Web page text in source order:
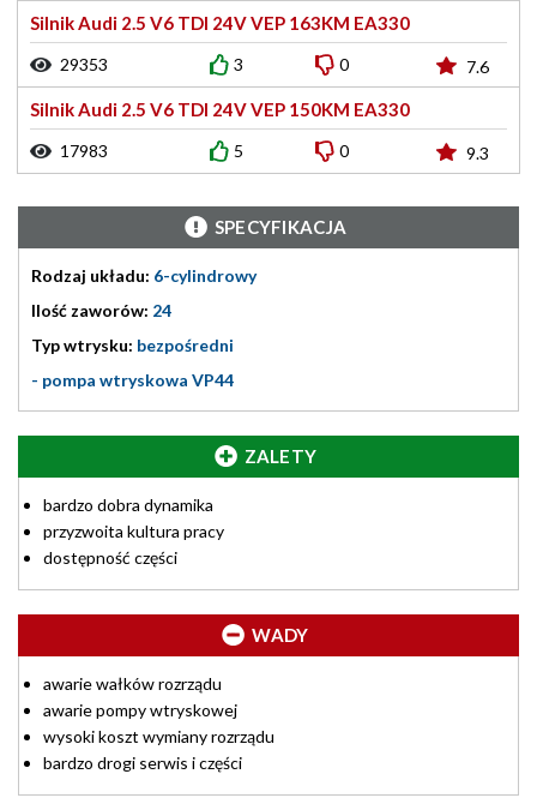
Silnik Audi 2.5 V6 TDI 24V VEP 163KM EA330
29353 3 0 7.6
Silnik Audi 2.5 V6 TDI 24V VEP 150KM EA330
17983 5 0 9.3
SPECYFIKACJA
Rodzaj układu: 6-cylindrowy
Ilość zaworów: 24
Typ wtrysku: bezpośredni
- pompa wtryskowa VP44
ZALETY
bardzo dobra dynamika
przyzwoita kultura pracy
dostępność części
WADY
awarie wałków rozrządu
awarie pompy wtryskowej
wysoki koszt wymiany rozrządu
bardzo drogi serwis i części